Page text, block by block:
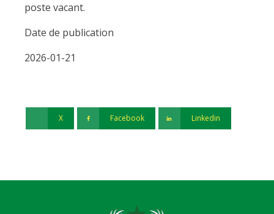
poste vacant.
Date de publication
2026-01-21
X Facebook Linkedin